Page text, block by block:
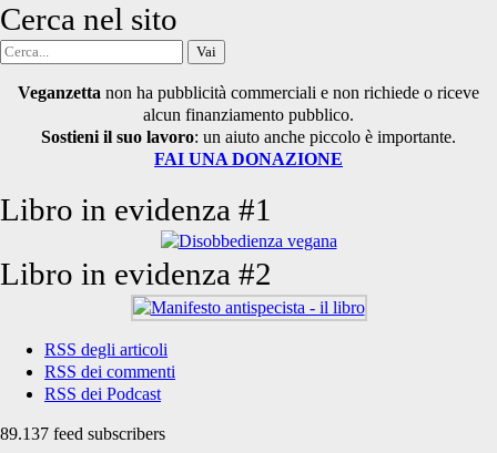
Cerca nel sito
Cerca
Veganzetta non ha pubblicità commerciali e non richiede o riceve
alcun finanziamento pubblico.
Sostieni il suo lavoro: un aiuto anche piccolo è importante.
FAI UNA DONAZIONE
Libro in evidenza #1
Libro in evidenza #2
RSS degli articoli
RSS dei commenti
RSS dei Podcast
89.137 feed subscribers